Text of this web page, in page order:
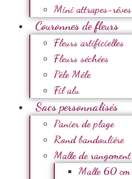
Mini attrapes-rêves
Couronnes de fleurs
Fleurs artificielles
Fleurs séchées
Pèle Mêle
Fil alu
Sacs personnalisés
Panier de plage
Rond bandoulière
Malle de rangement
Malle 60 cm